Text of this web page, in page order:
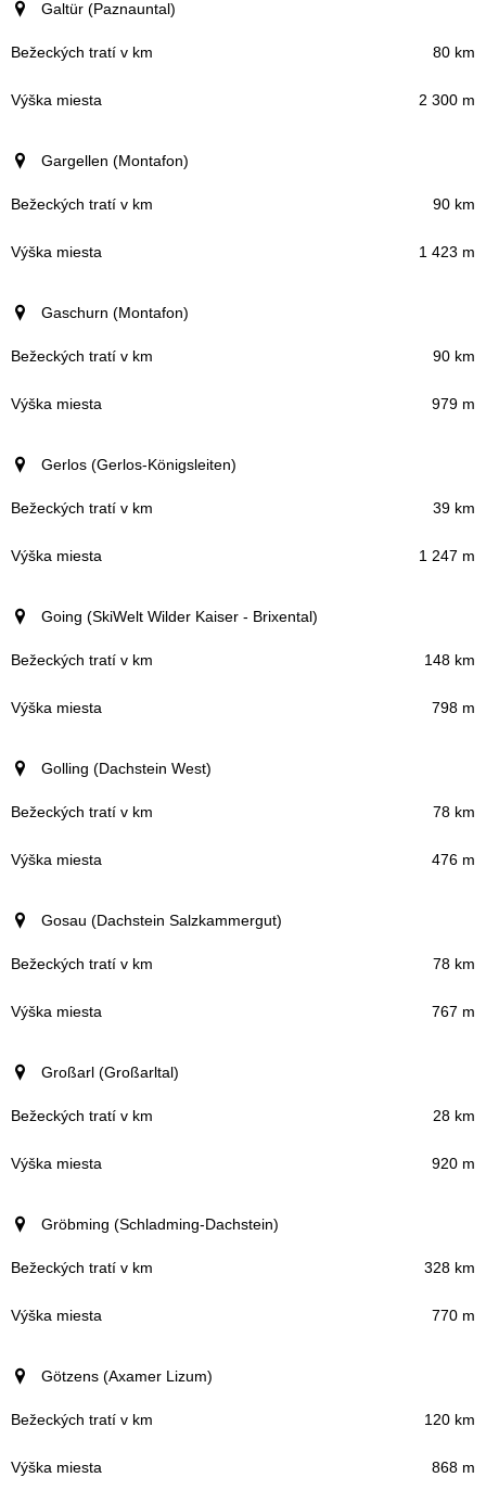
Galtür (Paznauntal)
80 km
2 300 m
Gargellen (Montafon)
90 km
1 423 m
Gaschurn (Montafon)
90 km
979 m
Gerlos (Gerlos-Königsleiten)
39 km
1 247 m
Going (SkiWelt Wilder Kaiser - Brixental)
148 km
798 m
Golling (Dachstein West)
78 km
476 m
Gosau (Dachstein Salzkammergut)
78 km
767 m
Großarl (Großarltal)
28 km
920 m
Gröbming (Schladming-Dachstein)
328 km
770 m
Götzens (Axamer Lizum)
120 km
868 m